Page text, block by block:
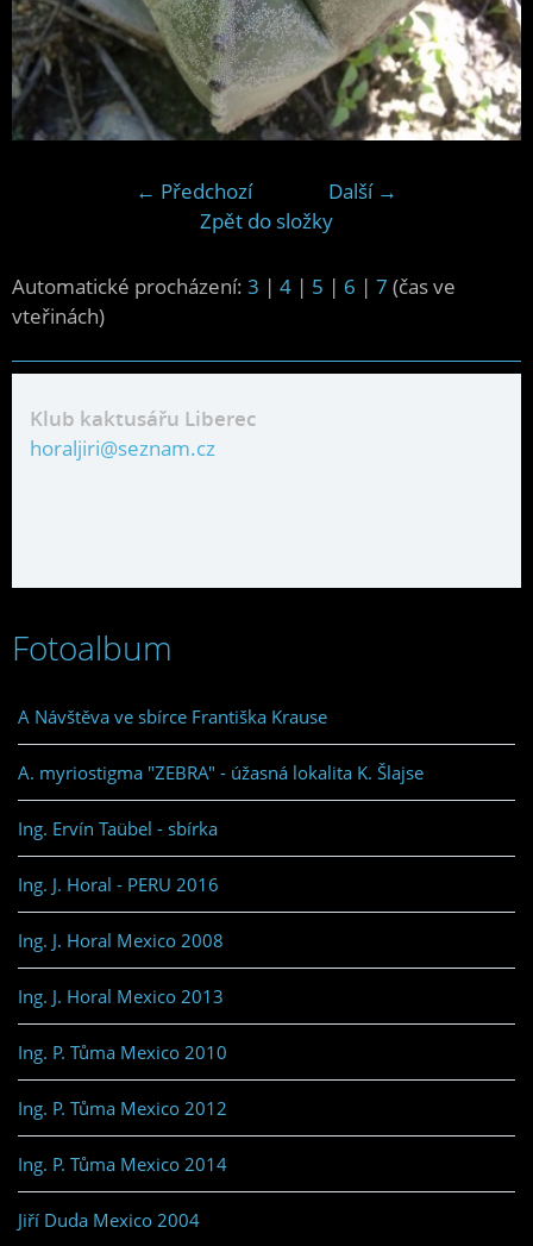
← Předchozí
Další →
Zpět do složky
Automatické procházení: 3 | 4 | 5 | 6 | 7 (čas ve
vteřinách)
Klub kaktusářu Liberec
horaljiri@seznam.cz
Fotoalbum
A Návštěva ve sbírce Františka Krause
A. myriostigma "ZEBRA" - úžasná lokalita K. Šlajse
Ing. Ervín Taübel - sbírka
Ing. J. Horal - PERU 2016
Ing. J. Horal Mexico 2008
Ing. J. Horal Mexico 2013
Ing. P. Tůma Mexico 2010
Ing. P. Tůma Mexico 2012
Ing. P. Tůma Mexico 2014
Jiří Duda Mexico 2004